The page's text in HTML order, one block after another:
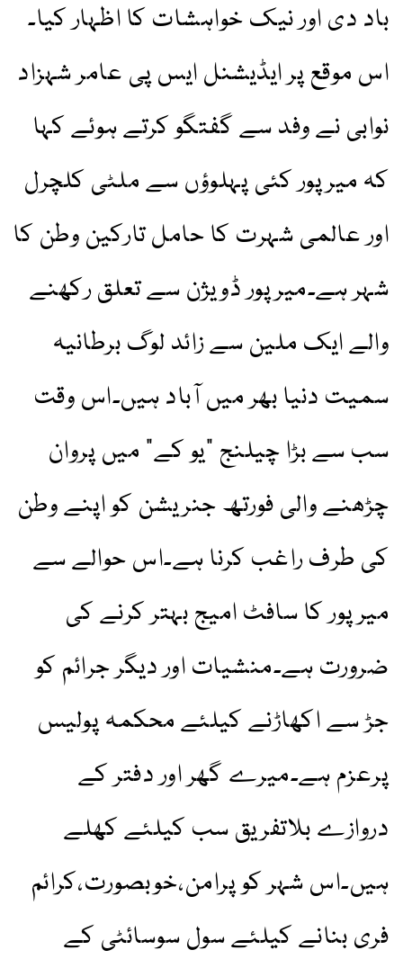
باد دی اور نیک خواہشات کا اظہار کیا۔
اس موقع پر ایڈیشنل ایس پی عامر شہزاد
نوابی نے وفد سے گفتگو کرتے ہوئے کہا
کہ میرپور کئی پہلوؤں سے ملٹی کلچرل
اور عالمی شہرت کا حامل تارکین وطن کا
شہر ہے۔میرپور ڈویژن سے تعلق رکھنے
والے ایک ملین سے زائد لوگ برطانیہ
سمیت دنیا بھر میں آباد ہیں۔اس وقت
سب سے بڑا چیلنج "یو کے” میں پروان
چڑھنے والی فورتھ جنریشن کو اپنے وطن
کی طرف راغب کرنا ہے۔اس حوالے سے
میرپور کا سافٹ امیج بہتر کرنے کی
ضرورت ہے۔منشیات اور دیگر جرائم کو
جڑ سے اکھاڑنے کیلئے محکمہ پولیس
پرعزم ہے۔میرے گھر اور دفتر کے
دروازے بلاتفریق سب کیلئے کھلے
ہیں۔اس شہر کو پرامن،خوبصورت،کرائم
فری بنانے کیلئے سول سوسائٹی کے